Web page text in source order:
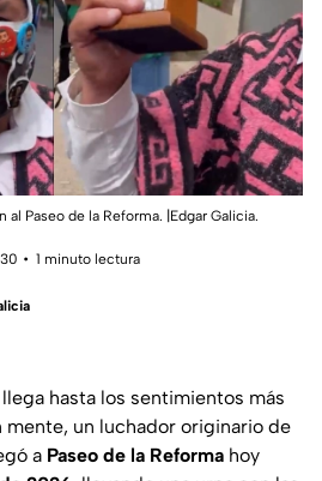
Paseo de la Reforma. |Edgar Galicia.
1 minuto lectura
hasta los sentimientos más
mente, un luchador originario de
a Paseo de la Reforma hoy